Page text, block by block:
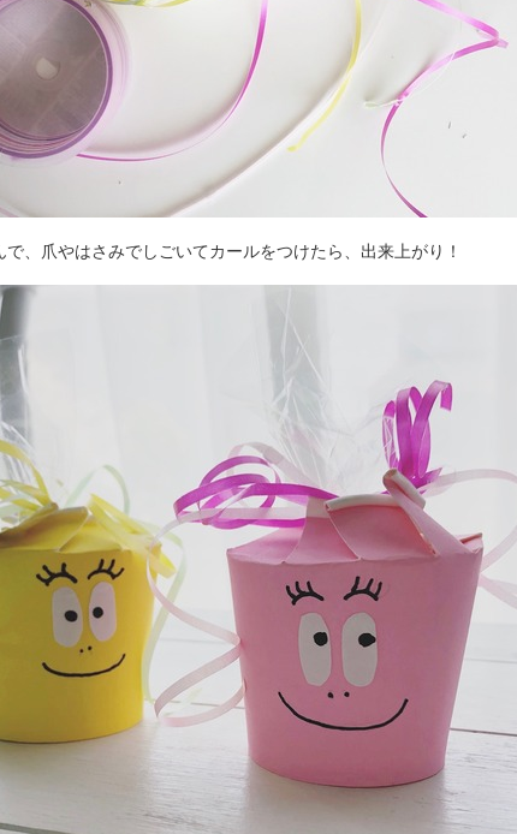
、爪やはさみでしごいてカールをつけたら、出来上がり！